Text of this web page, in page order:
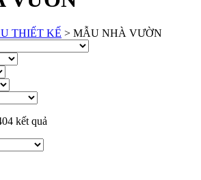
THIẾT KẾ > MẪU NHÀ VƯỜN
kết quả